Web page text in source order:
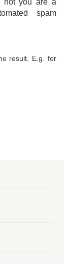
not you are a
spam
result. E.g. for